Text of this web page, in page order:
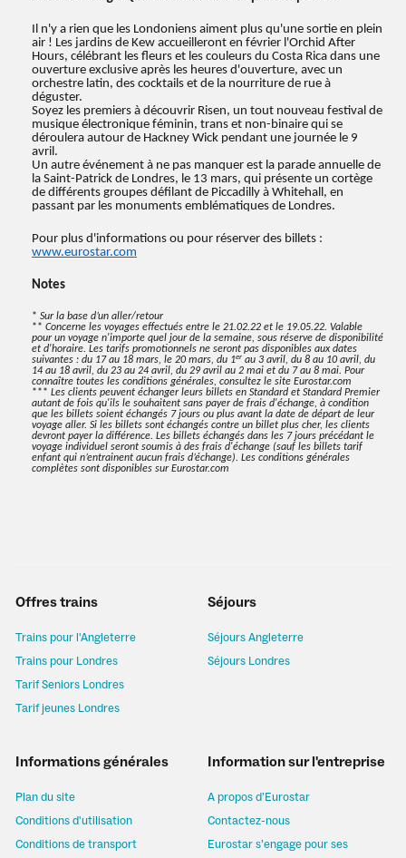
Il n'y a rien que les Londoniens aiment plus qu'une sortie en plein
air ! Les jardins de Kew accueilleront en février l'Orchid After
Hours, célébrant les fleurs et les couleurs du Costa Rica dans une
ouverture exclusive après les heures d'ouverture, avec un
orchestre latin, des cocktails et de la nourriture de rue à
déguster.
Soyez les premiers à découvrir Risen, un tout nouveau festival de
musique électronique féminin, trans et non-binaire qui se
déroulera autour de Hackney Wick pendant une journée le 9
avril.
Un autre événement à ne pas manquer est la parade annuelle de
la Saint-Patrick de Londres, le 13 mars, qui présente un cortège
de différents groupes défilant de Piccadilly à Whitehall, en
passant par les monuments emblématiques de Londres.
Pour plus d'informations ou pour réserver des billets :
www.eurostar.com
Notes
* Sur la base d’un aller/retour
** Concerne les voyages effectués entre le 21.02.22 et le 19.05.22. Valable
pour un voyage n'importe quel jour de la semaine, sous réserve de disponibilité
et d'horaire. Les tarifs promotionnels ne seront pas disponibles aux dates
suivantes : du 17 au 18 mars, le 20 mars, du 1er au 3 avril, du 8 au 10 avril, du
14 au 18 avril, du 23 au 24 avril, du 29 avril au 2 mai et du 7 au 8 mai. Pour
connaître toutes les conditions générales, consultez le site Eurostar.com
*** Les clients peuvent échanger leurs billets en Standard et Standard Premier
autant de fois qu'ils le souhaitent sans payer de frais d'échange, à condition
que les billets soient échangés 7 jours ou plus avant la date de départ de leur
voyage aller. Si les billets sont échangés contre un billet plus cher, les clients
devront payer la différence. Les billets échangés dans les 7 jours précédant le
voyage individuel seront soumis à des frais d'échange (sauf les billets tarif
enfant qui n’entrainent aucun frais d’échange). Les conditions générales
complètes sont disponibles sur Eurostar.com
Offres trains
Trains pour l'Angleterre
Trains pour Londres
Tarif Seniors Londres
Tarif jeunes Londres
Séjours
Séjours Angleterre
Séjours Londres
Informations générales
Plan du site
Conditions d'utilisation
Conditions de transport
Information sur l'entreprise
A propos d’Eurostar
Contactez-nous
Eurostar s’engage pour ses